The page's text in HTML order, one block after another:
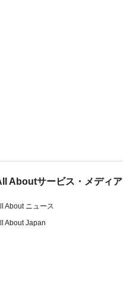
Aboutサービス・メディア
About ニュース
About Japan